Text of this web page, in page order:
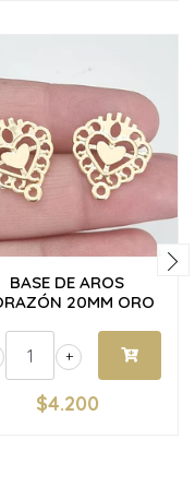
BASE DE AROS
20MM ORO
+
$4.200